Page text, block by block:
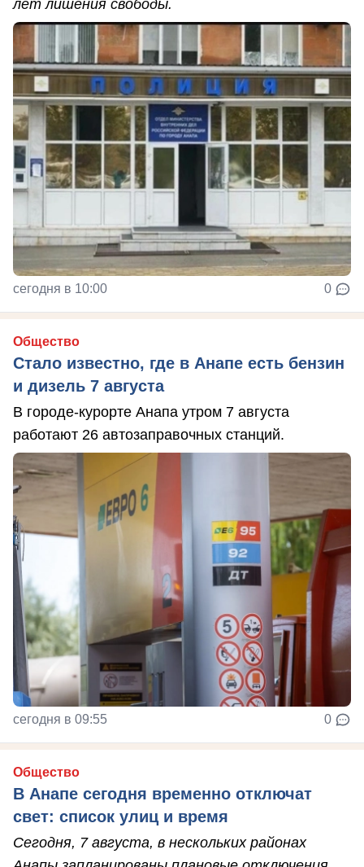
лет лишения свободы.
сегодня в 10:00 0
Общество
Стало известно, где в Анапе есть бензин
и дизель 7 августа
В городе-курорте Анапа утром 7 августа
работают 26 автозаправочных станций.
сегодня в 09:55 0
Общество
В Анапе сегодня временно отключат
свет: список улиц и время
Сегодня, 7 августа, в нескольких районах